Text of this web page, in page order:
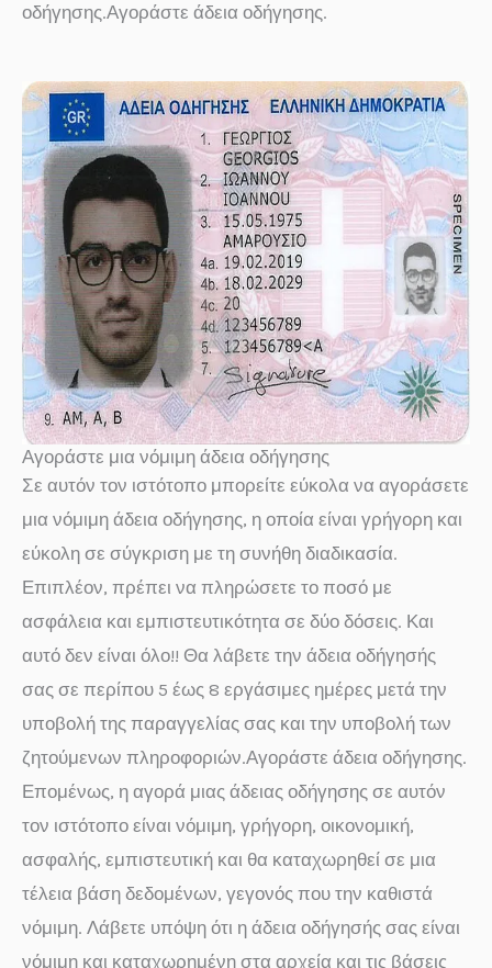
οδήγησης.Αγοράστε άδεια οδήγησης.
Αγοράστε μια νόμιμη άδεια οδήγησης
Σε αυτόν τον ιστότοπο μπορείτε εύκολα να αγοράσετε
μια νόμιμη άδεια οδήγησης, η οποία είναι γρήγορη και
εύκολη σε σύγκριση με τη συνήθη διαδικασία.
Επιπλέον, πρέπει να πληρώσετε το ποσό με
ασφάλεια και εμπιστευτικότητα σε δύο δόσεις. Και
αυτό δεν είναι όλο!! Θα λάβετε την άδεια οδήγησής
σας σε περίπου 5 έως 8 εργάσιμες ημέρες μετά την
υποβολή της παραγγελίας σας και την υποβολή των
ζητούμενων πληροφοριών.Αγοράστε άδεια οδήγησης.
Επομένως, η αγορά μιας άδειας οδήγησης σε αυτόν
τον ιστότοπο είναι νόμιμη, γρήγορη, οικονομική,
ασφαλής, εμπιστευτική και θα καταχωρηθεί σε μια
τέλεια βάση δεδομένων, γεγονός που την καθιστά
νόμιμη. Λάβετε υπόψη ότι η άδεια οδήγησής σας είναι
νόμιμη και καταχωρημένη στα αρχεία και τις βάσεις